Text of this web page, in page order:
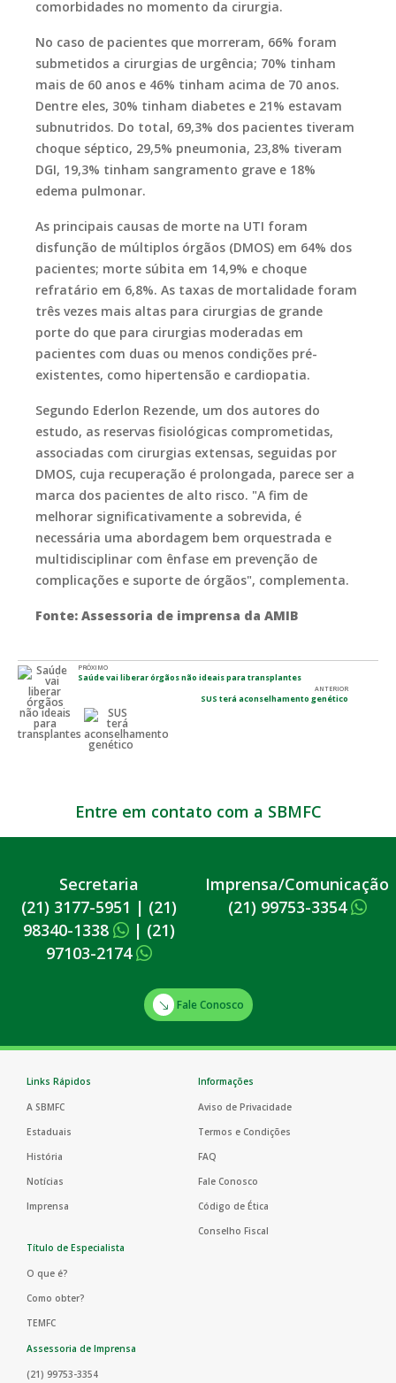
comorbidades no momento da cirurgia.
No caso de pacientes que morreram, 66% foram
submetidos a cirurgias de urgência; 70% tinham
mais de 60 anos e 46% tinham acima de 70 anos.
Dentre eles, 30% tinham diabetes e 21% estavam
subnutridos. Do total, 69,3% dos pacientes tiveram
choque séptico, 29,5% pneumonia, 23,8% tiveram
DGI, 19,3% tinham sangramento grave e 18%
edema pulmonar.
As principais causas de morte na UTI foram
disfunção de múltiplos órgãos (DMOS) em 64% dos
pacientes; morte súbita em 14,9% e choque
refratário em 6,8%. As taxas de mortalidade foram
três vezes mais altas para cirurgias de grande
porte do que para cirurgias moderadas em
pacientes com duas ou menos condições pré-
existentes, como hipertensão e cardiopatia.
Segundo Ederlon Rezende, um dos autores do
estudo, as reservas fisiológicas comprometidas,
associadas com cirurgias extensas, seguidas por
DMOS, cuja recuperação é prolongada, parece ser a
marca dos pacientes de alto risco. "A fim de
melhorar significativamente a sobrevida, é
necessária uma abordagem bem orquestrada e
multidisciplinar com ênfase em prevenção de
complicações e suporte de órgãos", complementa.
Fonte: Assessoria de imprensa da AMIB
PRÓXIMO
Saúde vai liberar órgãos não ideais para transplantes
ANTERIOR
SUS terá aconselhamento genético
Entre em contato com a SBMFC
Secretaria
(21) 3177-5951 | (21)
98340-1338
| (21)
97103-2174
Imprensa/Comunicação
(21) 99753-3354
Fale Conosco
Links Rápidos
A SBMFC
Estaduais
História
Notícias
Imprensa
Informações
Aviso de Privacidade
Termos e Condições
FAQ
Fale Conosco
Código de Ética
Conselho Fiscal
Título de Especialista
O que é?
Como obter?
TEMFC
Assessoria de Imprensa
(21) 99753-3354